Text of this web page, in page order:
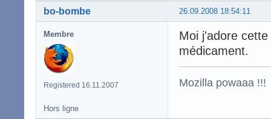
26.09.2008 18:54:11
bo-bombe
Membre
Registered 16.11.2007
Moi j'adore
médicament.
Mozilla powaaa !!!
Hors ligne